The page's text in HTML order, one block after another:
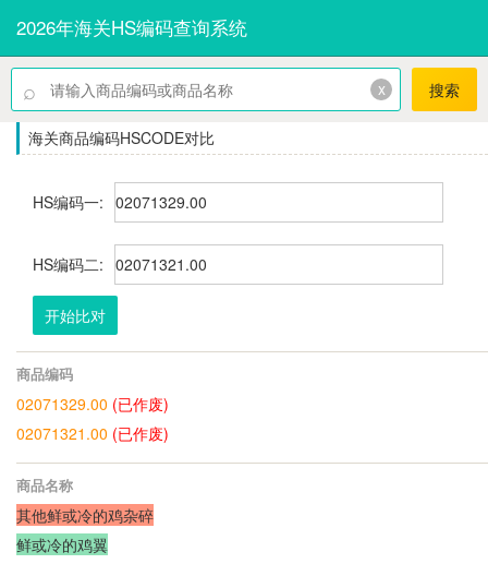
2026年海关HS编码查询系统
⌕ x 搜索
海关商品编码HSCODE对比
HS编码一:
HS编码二:
开始比对
商品编码
02071329.00 (已作废)
02071321.00 (已作废)
商品名称
其他鲜或冷的鸡杂碎
鲜或冷的鸡翼